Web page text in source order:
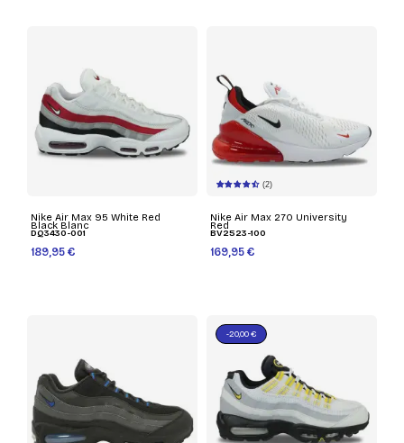
Nike Air Max 95 White Red
Black Blanc
DQ3430-001
189,95 €
(2)
Nike Air Max 270 University
Red
BV2523-100
169,95 €
-20,00 €